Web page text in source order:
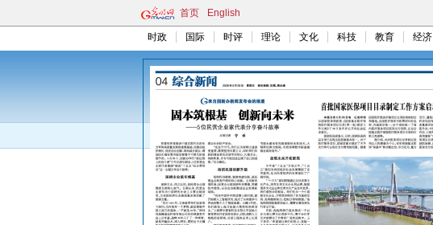
首页 English
时政 国际 时评 理论 文化 科技 教育 经济